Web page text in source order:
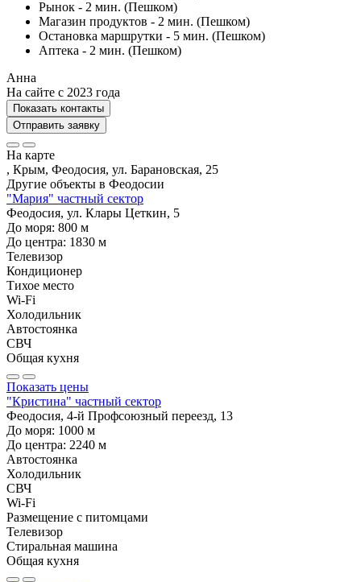
Рынок - 2 мин. (Пешком)
Магазин продуктов - 2 мин. (Пешком)
Остановка маршрутки - 5 мин. (Пешком)
Аптека - 2 мин. (Пешком)
Анна
На сайте с 2023 года
Показать контакты
Отправить заявку
На карте
, Крым, Феодосия, ул. Барановская, 25
Другие объекты в Феодосии
"Мария" частный сектор
Феодосия, ул. Клары Цеткин, 5
До моря: 800 м
До центра: 1830 м
Телевизор
Кондиционер
Тихое место
Wi-Fi
Холодильник
Автостоянка
СВЧ
Общая кухня
Показать цены
"Кристина" частный сектор
Феодосия, 4-й Профсоюзный переезд, 13
До моря: 1000 м
До центра: 2240 м
Автостоянка
Холодильник
СВЧ
Wi-Fi
Размещение с питомцами
Телевизор
Стиральная машина
Общая кухня